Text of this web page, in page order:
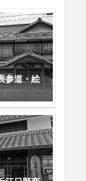
参道・絵